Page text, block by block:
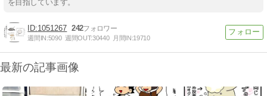
を目指しています。
1051267 242
週間IN:5090 週間OUT:30440 月間IN:19710
最新の記事画像